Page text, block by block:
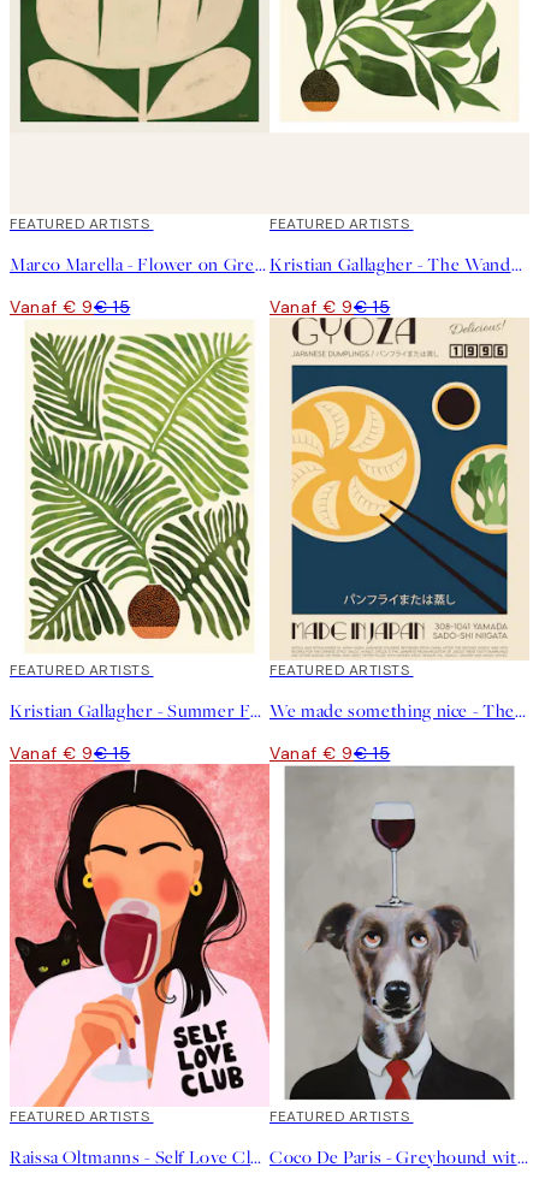
40%*
FEATURED ARTISTS
Marco Marella - Flower on Green Poster
Vanaf € 9€ 15
40%*
FEATURED ARTISTS
Kristian Gallagher - The Wanderer Poster
Vanaf € 9€ 15
40%*
FEATURED ARTISTS
Kristian Gallagher - Summer Fern Poster
Vanaf € 9€ 15
40%*
FEATURED ARTISTS
We made something nice - The Gyoza Poster
Vanaf € 9€ 15
40%*
FEATURED ARTISTS
Raissa Oltmanns - Self Love Club Poster
40%*
FEATURED ARTISTS
Coco De Paris - Greyhound with Wine Glass Poster